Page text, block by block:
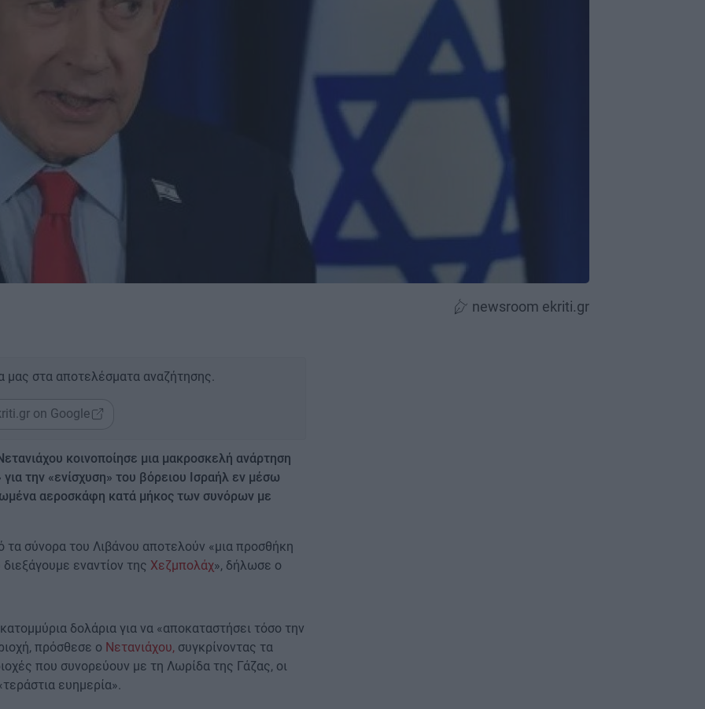
newsroom ekriti.gr
μας στα αποτελέσματα αναζήτησης.
on Google
κοινοποίησε μια μακροσκελή ανάρτηση
την «ενίσχυση» του βόρειου Ισραήλ εν μέσω
αεροσκάφη κατά μήκος των συνόρων με
σύνορα του Λιβάνου αποτελούν «μια προσθήκη
εναντίον της Χεζμπολάχ», δήλωσε ο
δολάρια για να «αποκαταστήσει τόσο την
πρόσθεσε ο Νετανιάχου, συγκρίνοντας τα
που συνορεύουν με τη Λωρίδα της Γάζας, οι
ευημερία».